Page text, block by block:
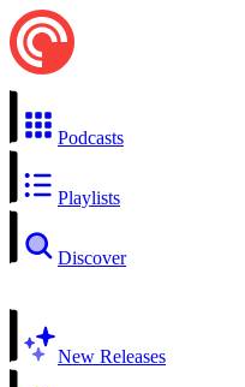
Podcasts
Playlists
Discover
New Releases